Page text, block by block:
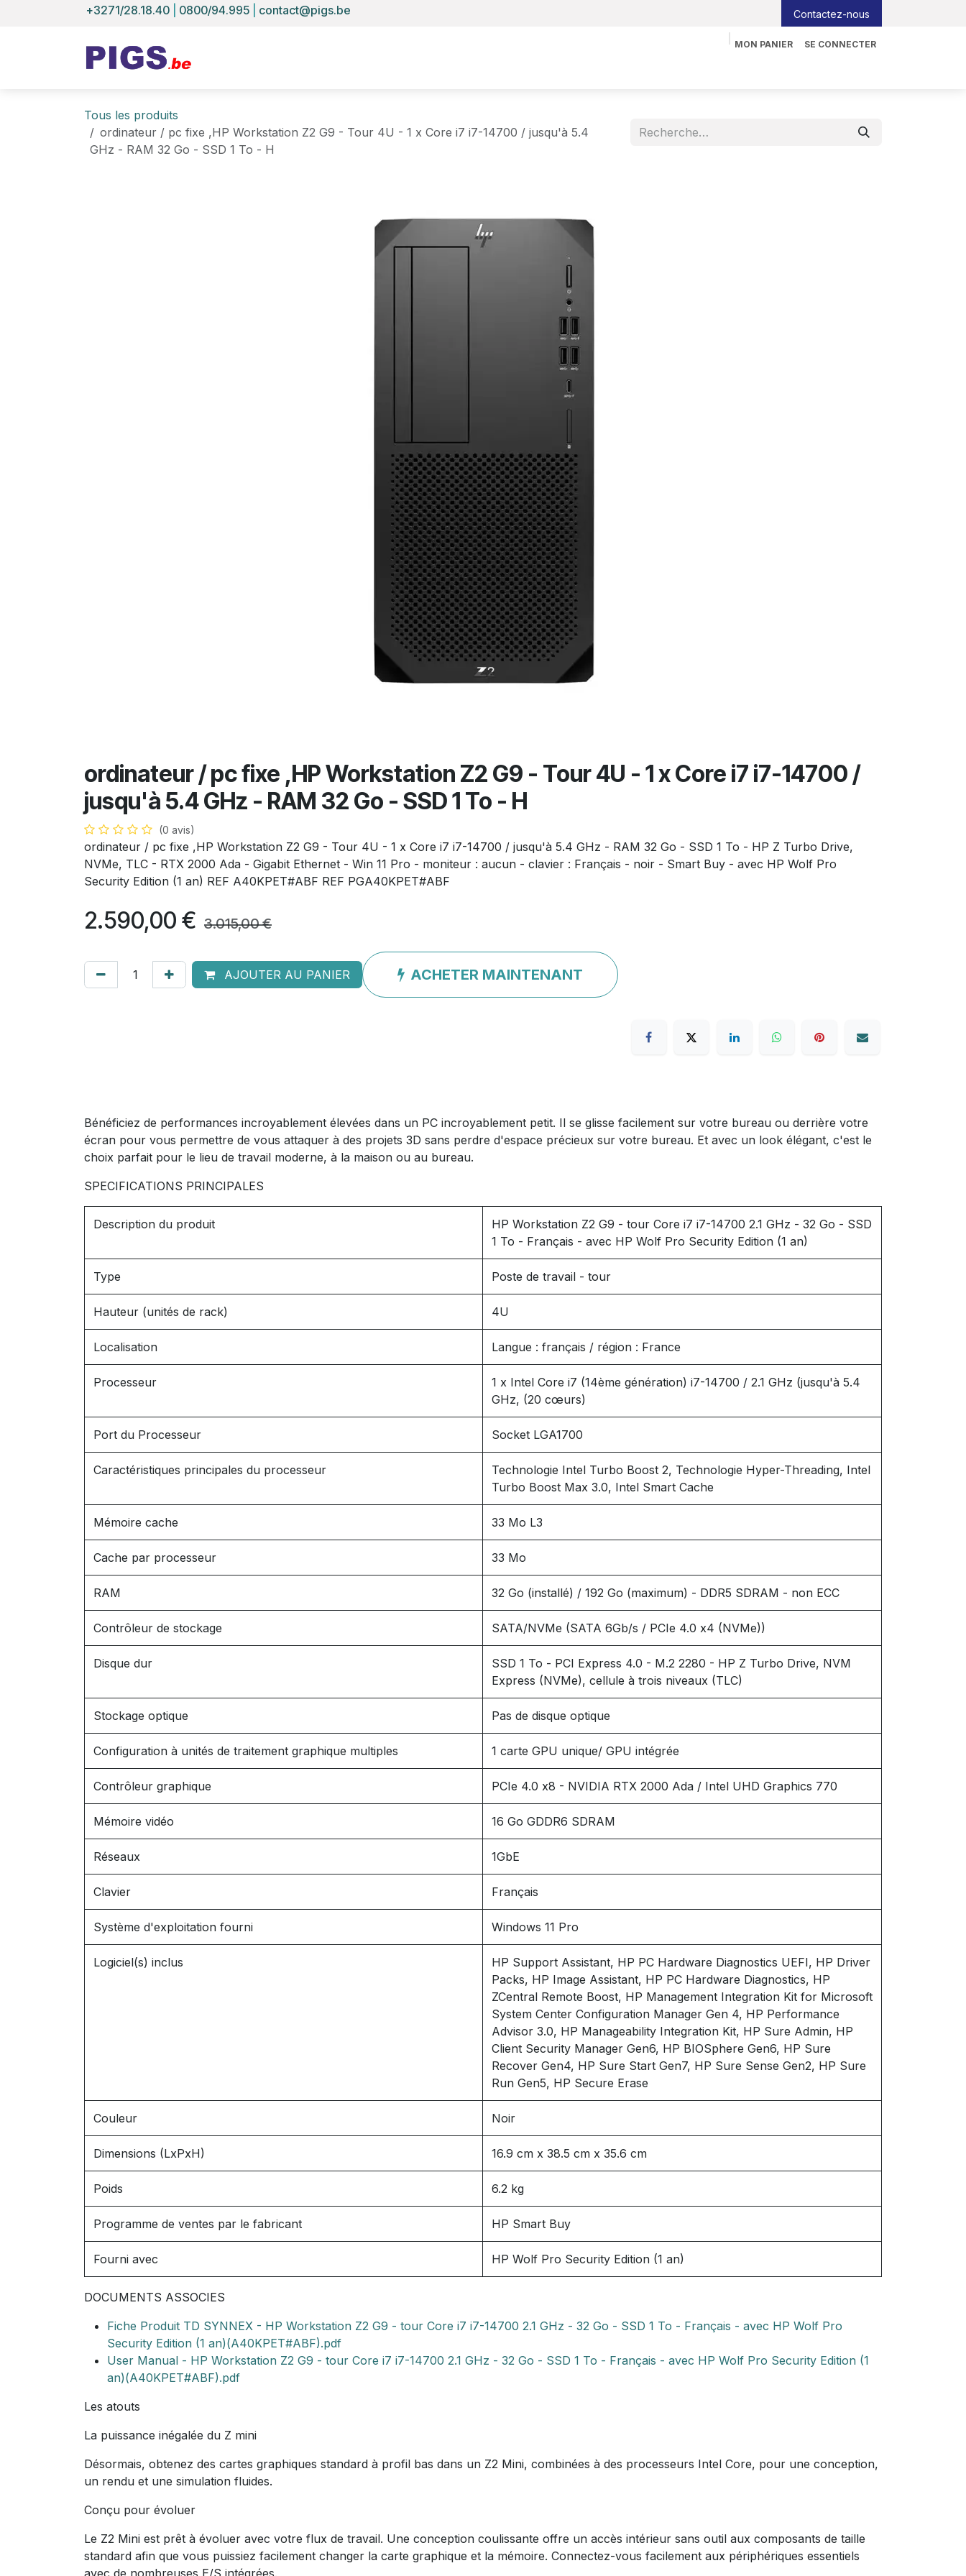
Se rendre au contenu+3271/28.18.40 0800/94.995 contact@pigs.be Contactez-nous
MON PANIER SE CONNECTER
Tous les produits
ordinateur / pc fixe ,HP Workstation Z2 G9 - Tour 4U - 1 x Core i7 i7-14700 / jusqu'à 5.4
GHz - RAM 32 Go - SSD 1 To - H
ordinateur / pc fixe ,HP Workstation Z2 G9 - Tour 4U - 1 x Core i7 i7-14700 /
jusqu'à 5.4 GHz - RAM 32 Go - SSD 1 To - H
(0 avis)
ordinateur / pc fixe ,HP Workstation Z2 G9 - Tour 4U - 1 x Core i7 i7-14700 / jusqu'à 5.4 GHz - RAM 32 Go - SSD 1 To - HP Z Turbo Drive,
NVMe, TLC - RTX 2000 Ada - Gigabit Ethernet - Win 11 Pro - moniteur : aucun - clavier : Français - noir - Smart Buy - avec HP Wolf Pro
Security Edition (1 an) REF A40KPET#ABF REF PGA40KPET#ABF
2.590,00 € 3.015,00€
AJOUTER AU PANIER ACHETER MAINTENANT
Bénéficiez de performances incroyablement élevées dans un PC incroyablement petit. Il se glisse facilement sur votre bureau ou derrière votre
écran pour vous permettre de vous attaquer à des projets 3D sans perdre d'espace précieux sur votre bureau. Et avec un look élégant, c'est le
choix parfait pour le lieu de travail moderne, à la maison ou au bureau.
SPECIFICATIONS PRINCIPALES
Description du produit
HP Workstation Z2 G9 - tour Core i7 i7-14700 2.1 GHz - 32 Go - SSD
1 To - Français - avec HP Wolf Pro Security Edition (1 an)
Type Poste de travail - tour
Hauteur (unités de rack) 4U
Localisation Langue : français / région : France
Processeur
1 x Intel Core i7 (14ème génération) i7-14700 / 2.1 GHz (jusqu'à 5.4
GHz, (20 cœurs)
Port du Processeur Socket LGA1700
Caractéristiques principales du processeur
Technologie Intel Turbo Boost 2, Technologie Hyper-Threading, Intel
Turbo Boost Max 3.0, Intel Smart Cache
Mémoire cache 33 Mo L3
Cache par processeur 33 Mo
RAM 32 Go (installé) / 192 Go (maximum) - DDR5 SDRAM - non ECC
Contrôleur de stockage SATA/NVMe (SATA 6Gb/s / PCIe 4.0 x4 (NVMe))
Disque dur
SSD 1 To - PCI Express 4.0 - M.2 2280 - HP Z Turbo Drive, NVM
Express (NVMe), cellule à trois niveaux (TLC)
Stockage optique Pas de disque optique
Configuration à unités de traitement graphique multiples 1 carte GPU unique/ GPU intégrée
Contrôleur graphique PCIe 4.0 x8 - NVIDIA RTX 2000 Ada / Intel UHD Graphics 770
Mémoire vidéo 16 Go GDDR6 SDRAM
Réseaux 1GbE
Clavier Français
Système d'exploitation fourni Windows 11 Pro
Logiciel(s) inclus
HP Support Assistant, HP PC Hardware Diagnostics UEFI, HP Driver
Packs, HP Image Assistant, HP PC Hardware Diagnostics, HP
ZCentral Remote Boost, HP Management Integration Kit for Microsoft
System Center Configuration Manager Gen 4, HP Performance
Advisor 3.0, HP Manageability Integration Kit, HP Sure Admin, HP
Client Security Manager Gen6, HP BIOSphere Gen6, HP Sure
Recover Gen4, HP Sure Start Gen7, HP Sure Sense Gen2, HP Sure
Run Gen5, HP Secure Erase
Couleur Noir
Dimensions (LxPxH) 16.9 cm x 38.5 cm x 35.6 cm
Poids 6.2 kg
Programme de ventes par le fabricant HP Smart Buy
Fourni avec HP Wolf Pro Security Edition (1 an)
DOCUMENTS ASSOCIES
Fiche Produit TD SYNNEX - HP Workstation Z2 G9 - tour Core i7 i7-14700 2.1 GHz - 32 Go - SSD 1 To - Français - avec HP Wolf Pro
Security Edition (1 an)(A40KPET#ABF).pdf
User Manual - HP Workstation Z2 G9 - tour Core i7 i7-14700 2.1 GHz - 32 Go - SSD 1 To - Français - avec HP Wolf Pro Security Edition (1
an)(A40KPET#ABF).pdf
Les atouts
La puissance inégalée du Z mini
Désormais, obtenez des cartes graphiques standard à profil bas dans un Z2 Mini, combinées à des processeurs Intel Core, pour une conception,
un rendu et une simulation fluides.
Conçu pour évoluer
Le Z2 Mini est prêt à évoluer avec votre flux de travail. Une conception coulissante offre un accès intérieur sans outil aux composants de taille
standard afin que vous puissiez facilement changer la carte graphique et la mémoire. Connectez-vous facilement aux périphériques essentiels